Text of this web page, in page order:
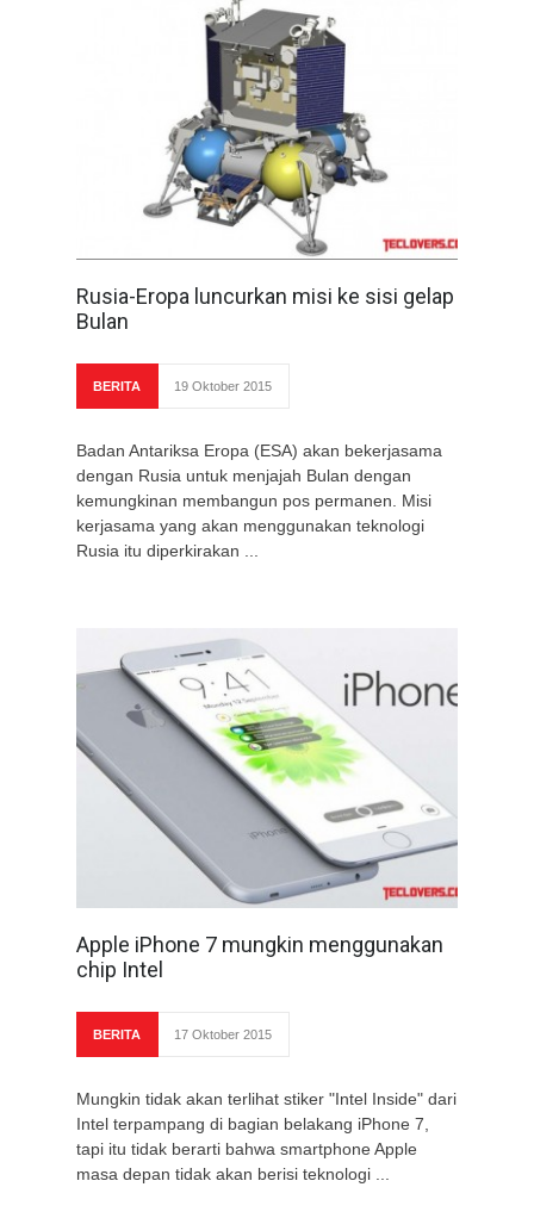
Rusia-Eropa luncurkan misi ke sisi gelap
Bulan
BERITA 19 Oktober 2015
Badan Antariksa Eropa (ESA) akan bekerjasama
dengan Rusia untuk menjajah Bulan dengan
kemungkinan membangun pos permanen. Misi
kerjasama yang akan menggunakan teknologi
Rusia itu diperkirakan ...
Apple iPhone 7 mungkin menggunakan
chip Intel
BERITA 17 Oktober 2015
Mungkin tidak akan terlihat stiker "Intel Inside" dari
Intel terpampang di bagian belakang iPhone 7,
tapi itu tidak berarti bahwa smartphone Apple
masa depan tidak akan berisi teknologi ...